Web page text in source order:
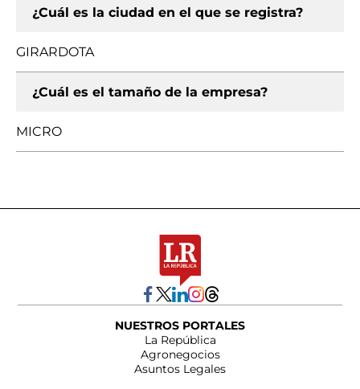
¿Cuál es la ciudad en el que se registra?
GIRARDOTA
¿Cuál es el tamaño de la empresa?
MICRO
NUESTROS PORTALES
La República
Agronegocios
Asuntos Legales